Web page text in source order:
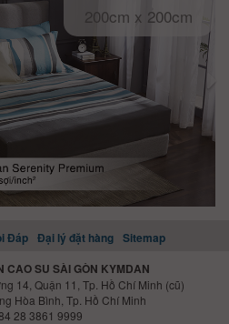
200cm x 200cm
Đáp Đại lý đặt hàng Sitemap
CAO SU SÀI GÒN KYMDAN
14, Quận 11, Tp. Hồ Chí Minh (cũ)
Hòa Bình, Tp. Hồ Chí Minh
28 3861 9999